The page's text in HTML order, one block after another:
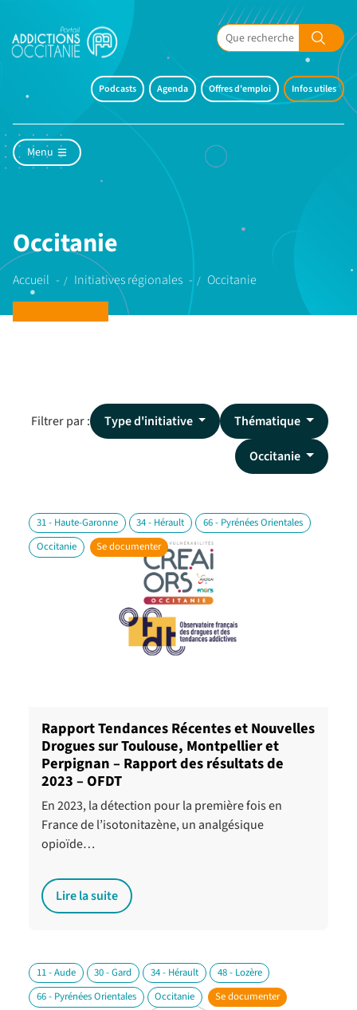
Podcasts Agenda Offres d'emploi Infos utiles
Menu
Occitanie
Accueil Initiatives régionales Occitanie
Filtrer par : Type d'initiative
Thématique
Occitanie
31 - Haute-Garonne 34 - Hérault
66 - Pyrénées Orientales
Occitanie
Se documenter
Rapport Tendances Récentes et Nouvelles
Drogues sur Toulouse, Montpellier et
Perpignan – Rapport des résultats de
2023 – OFDT
En 2023, la détection pour la première fois en
France de l’isotonitazène, un analgésique
opioïde…
Lire la suite
11 - Aude 30 - Gard 34 - Hérault
48 - Lozère
66 - Pyrénées Orientales
Occitanie Se documenter